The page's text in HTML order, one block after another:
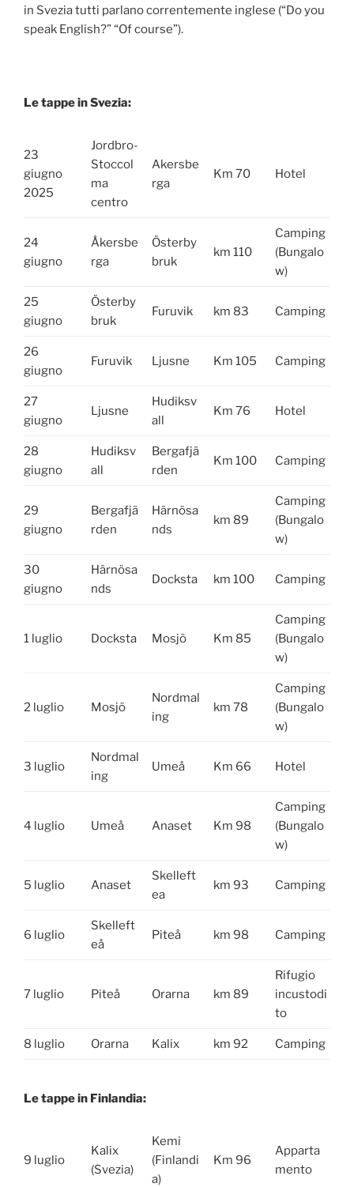
in Svezia tutti parlano correntemente inglese (“Do you
speak English?” “Of course”).
Le tappe in Svezia:
23
giugno
2025
Jordbro-
Stoccol
ma
centro
Akersbe
rga
Km 70 Hotel
24
giugno
Åkersbe
rga
Österby
bruk
km 110
Camping
(Bungalo
w)
25
giugno
Österby
bruk
Furuvik km 83 Camping
26
giugno
Furuvik Ljusne Km 105 Camping
27
giugno
Ljusne
Hudiksv
all
Km 76 Hotel
28
giugno
Hudiksv
all
Bergafjä
rden
Km 100 Camping
29
giugno
Bergafjä
rden
Härnösa
nds
km 89
Camping
(Bungalo
w)
30
giugno
Härnösa
nds
Docksta km 100 Camping
1 luglio Docksta Mosjö Km 85
Camping
(Bungalo
w)
2 luglio Mosjö
Nordmal
ing
km 78
Camping
(Bungalo
w)
3 luglio
Nordmal
ing
Umeå Km 66 Hotel
4 luglio Umeå Anaset Km 98
Camping
(Bungalo
w)
5 luglio Anaset
Skelleft
ea
km 93 Camping
6 luglio
Skelleft
eå
Piteå km 98 Camping
7 luglio Piteå Orarna km 89
Rifugio
incustodi
to
8 luglio Orarna Kalix km 92 Camping
Le tappe in Finlandia:
9 luglio
Kalix
(Svezia)
Kemi
(Finlandi
a)
Km 96
Apparta
mento